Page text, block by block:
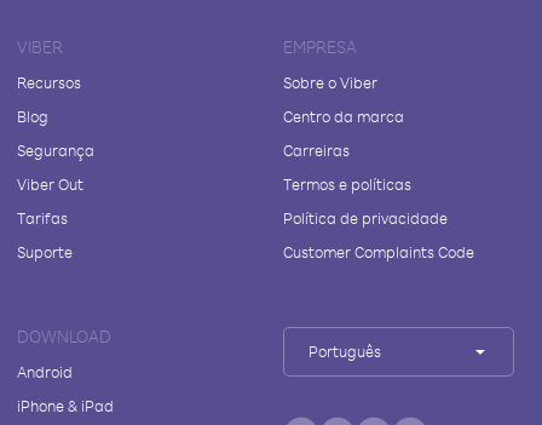
VIBER
Recursos
Blog
Segurança
Viber Out
Tarifas
Suporte
EMPRESA
Sobre o Viber
Centro da marca
Carreiras
Termos e políticas
Política de privacidade
Customer Complaints Code
DOWNLOAD
Android
iPhone & iPad
Português